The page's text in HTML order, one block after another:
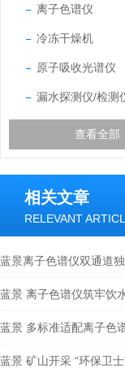
离子色谱仪
冷冻干燥机
原子吸收光谱仪
漏水探测仪/检测
查看全部
相关文章
RELEVANT
蓝景离子色谱仪双通道
状态可视化面板
蓝景 离子色谱仪筑牢饮
蓝景 多标准适配离子色
管执法
蓝景 矿山开采 “环保卫